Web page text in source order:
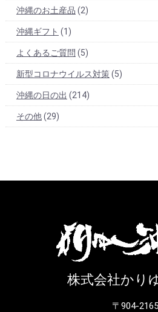
沖縄のお土産品 (2)
沖縄ギフト (1)
よくあるご質問 (5)
新型コロナウイルス対策(5)
沖縄の日の出 (214)
その他(29)
株式会社かり
〒904-2165